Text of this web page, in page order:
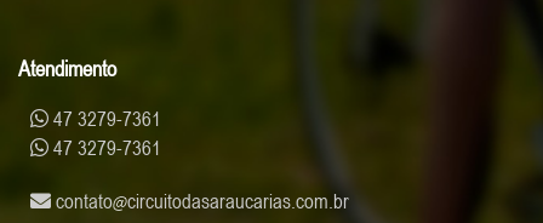
Atendimento
47 3279-7361
47 3279-7361
contato circuitodasaraucarias.com.br